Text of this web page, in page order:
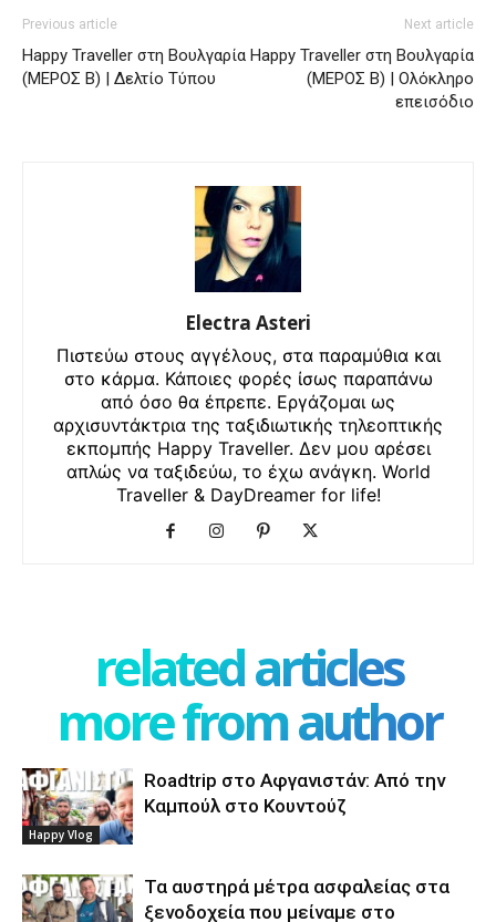
Previous article
Happy Traveller στη Βουλγαρία
(ΜΕΡΟΣ Β) | Δελτίο Τύπου
Next article
Happy Traveller στη Βουλγαρία
(ΜΕΡΟΣ Β) | Ολόκληρο
επεισόδιο
Electra Asteri
Πιστεύω στους αγγέλους, στα παραμύθια και
στο κάρμα. Κάποιες φορές ίσως παραπάνω
από όσο θα έπρεπε. Εργάζομαι ως
αρχισυντάκτρια της ταξιδιωτικής τηλεοπτικής
εκπομπής Happy Traveller. Δεν μου αρέσει
απλώς να ταξιδεύω, το έχω ανάγκη. World
Traveller & DayDreamer for life!
related articles
more from author
Happy Vlog
Roadtrip στο Αφγανιστάν: Από την
Καμπούλ στο Κουντούζ
Τα αυστηρά μέτρα ασφαλείας στα
ξενοδοχεία που μείναμε στο